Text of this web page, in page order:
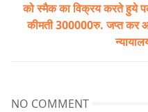
को स्मैक का विक्रय करते हुये
कीमती 300000रु. जप्त कर
NO COMMENT